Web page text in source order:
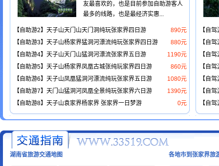
友最喜欢的，也是目前参加自助游客人
最多的线路，也是最经济实惠...
890元
【自助游2】天子山天门山天门洞纯玩张家界四日游
880元
【自助游3】天子山杨家界猛洞河漂流纯玩张家界四日游
1190元
【自助游4】天子山天门山猛洞河漂流张家界五日游
860元
【自助游5】天子山杨家界凤凰古城张纯玩家界四日游
1080元
【自助游6】天子山凤凰猛洞河漂流纯玩张家界五日游
1390元
【自助游7】天门山猛洞河凤凰全景纯玩张家界六日游
0元
【自助游8】天子山袁家界杨家界 张家界一日梦游
【自
【自
【自
【自
【自
【自
【自
湖南省旅游交通地图 各地市到张家界旅